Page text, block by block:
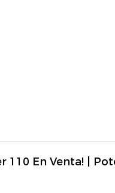
110 En Venta! |